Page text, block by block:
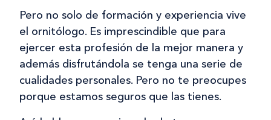
Pero no solo de formación y experiencia vive
el ornitólogo. Es imprescindible que para
ejercer esta profesión de la mejor manera y
además disfrutándola se tenga una serie de
cualidades personales. Pero no te preocupes
porque estamos seguros que las tienes.